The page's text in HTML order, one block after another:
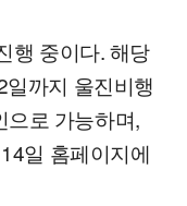
행 중이다. 해당
까지 울진비행
으로 가능하며,
일 홈페이지에